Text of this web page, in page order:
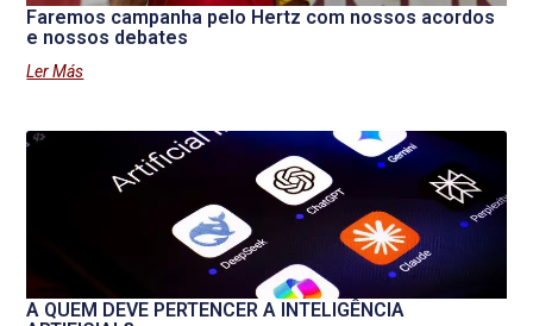
Faremos campanha pelo Hertz com nossos acordos
e nossos debates
Ler Más
A QUEM DEVE PERTENCER A INTELIGÊNCIA